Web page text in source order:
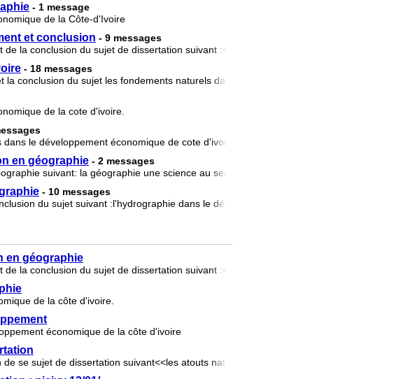
- 1 message
de la Côte-d'Ivoire
et conclusion - 9 messages
la conclusion du sujet de dissertation suivant :<<le réseau hydrograp
- 18 messages
conclusion du sujet les fondements naturels dans le développement
de la cote d'ivoire.
le développement économique de cote d'ivoire dissertation introdu
en géographie - 2 messages
suivant: la géographie une science au service du développement
- 10 messages
du sujet suivant :l'hydrographie dans le développement économ
en géographie
la conclusion du sujet de dissertation suivant :<<le réseau hydrograp
de la côte d'ivoire.
économique de la côte d'ivoire
se sujet de dissertation suivant<<les atouts naturel dans le dévelop